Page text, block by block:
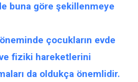
buna göre şekillenmeye
çocukların evde
fiziki hareketlerini
da oldukça önemlidir.